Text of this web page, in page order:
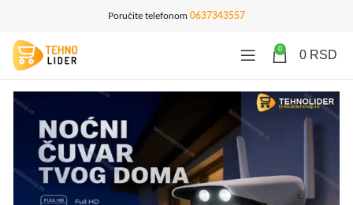
Poručite telefonom 0637343557
0 0 RSD